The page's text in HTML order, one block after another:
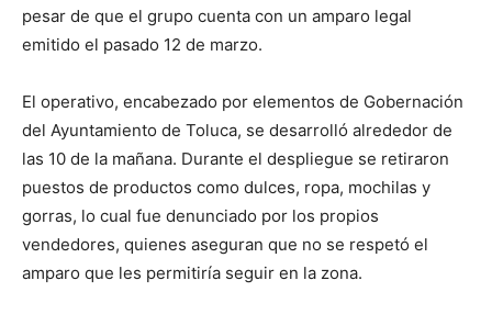
pesar de que el grupo cuenta con un amparo legal
emitido el pasado 12 de marzo.
El operativo, encabezado por elementos de Gobernación
del Ayuntamiento de Toluca, se desarrolló alrededor de
las 10 de la mañana. Durante el despliegue se retiraron
puestos de productos como dulces, ropa, mochilas y
gorras, lo cual fue denunciado por los propios
vendedores, quienes aseguran que no se respetó el
amparo que les permitiría seguir en la zona.